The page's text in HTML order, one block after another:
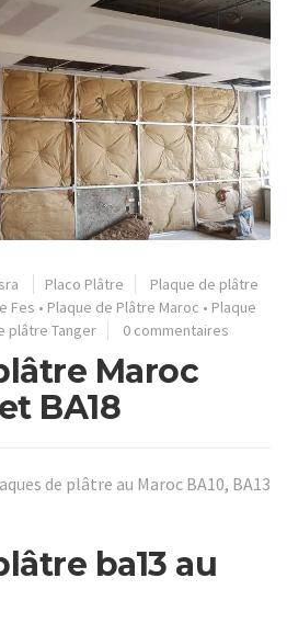
Placo Plâtre
Plaque de plâtre
Fes • Plaque de Plâtre Maroc • Plaque
plâtre Tanger 0 commentaires
Maroc
BA18
de plâtre au Maroc BA10, BA13
ba13 au